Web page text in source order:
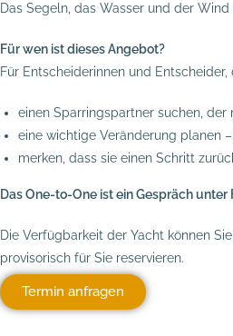
Das Segeln, das Wasser und der
Für wen ist dieses Angebot?
Für Entscheiderinnen und Entscheider,
einen Sparringspartner suchen,
eine wichtige Veränderung planen
merken, dass sie einen Schritt
Das One-to-One ist ein Gespräch
Die Verfügbarkeit der Yacht können
provisorisch für Sie reservieren.
Termin anfragen